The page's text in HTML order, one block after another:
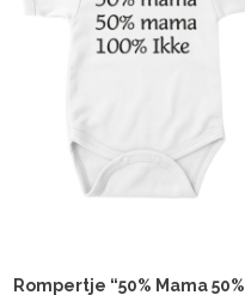
Rompertje “50% Mama 50%